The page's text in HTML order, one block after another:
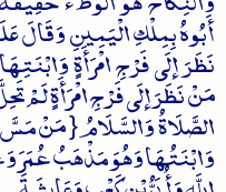
أَبُوهُ بِمِلْكِ الْيَمِينِ وَقَالَ
نَظَرَ إلَى فَرْجِ امْرَأَةٍ
مَنْ نَظَرَ إلَى فَرْجِ امْرَأَةٍ لَمْ
الصَّلَاةُ وَالسَّلَامُ { مَنْ
وَابْنَتُهَا وَهُوَ مَذْهَبُ عُمَرَ